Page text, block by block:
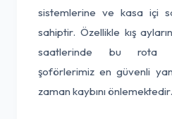
sistemlerine ve kasa içi
sahiptir. Özellikle kış
saatlerinde bu rota
şoförlerimiz en güvenli
zaman kaybını önlemektedir.